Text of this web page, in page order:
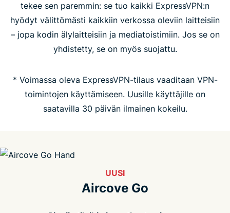
Kumpi Aircove sinulle sopii?
Ihmiset pitävät Aircovesta
tekee sen paremmin: se tuo kaikki ExpressVPN:n
hyödyt välittömästi kaikkiin verkossa oleviin laitteisiin
– jopa kodin älylaitteisiin ja mediatoistimiin. Jos se on
yhdistetty, se on myös suojattu.
* Voimassa oleva ExpressVPN-tilaus vaaditaan VPN-
toimintojen käyttämiseen. Uusille käyttäjille on
saatavilla 30 päivän ilmainen kokeilu.
UUSI
Aircove Go